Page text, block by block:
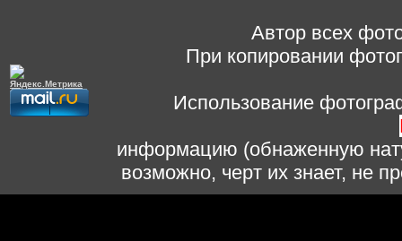
Автор всех
При копировании
Использование
информацию (обнаженную
возможно, черт их знает, не